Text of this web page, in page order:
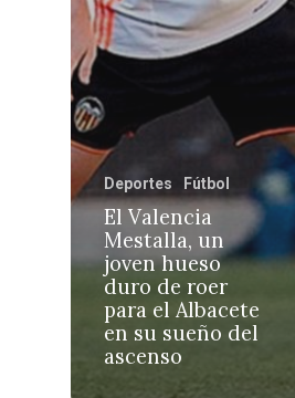
Deportes Fútbol
El Valencia
Mestalla, un
joven hueso
duro de roer
para el Albacete
en su sueño del
ascenso